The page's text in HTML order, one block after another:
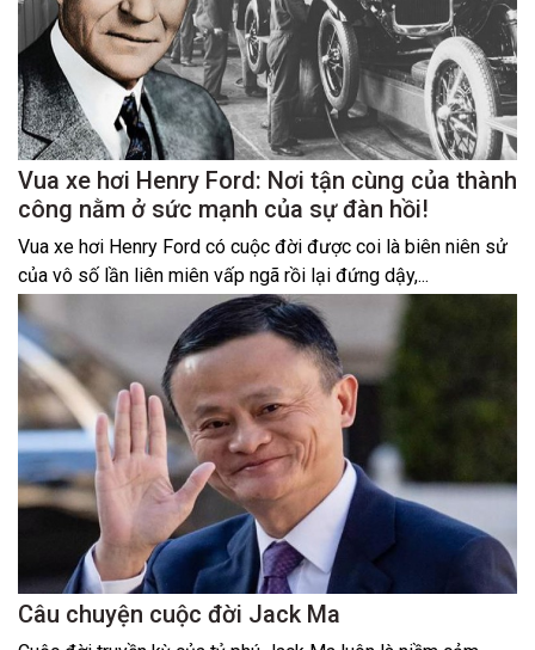
Vua xe hơi Henry Ford: Nơi tận cùng của thành
công nằm ở sức mạnh của sự đàn hồi!
Vua xe hơi Henry Ford có cuộc đời được coi là biên niên sử
của vô số lần liên miên vấp ngã rồi lại đứng dậy,...
Câu chuyện cuộc đời Jack Ma